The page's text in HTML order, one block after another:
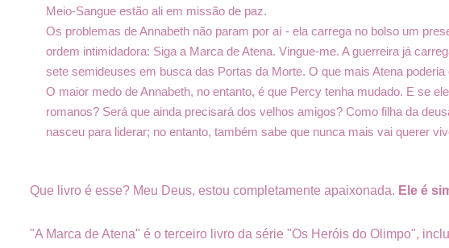
Meio-Sangue estão ali em missão de paz.
Os problemas de Annabeth não param por aí - ela carrega no bolso um
ordem intimidadora: Siga a Marca de Atena. Vingue-me. A guerreira já
sete semideuses em busca das Portas da Morte. O que mais Atena poderia
O maior medo de Annabeth, no entanto, é que Percy tenha mudado. E se
romanos? Será que ainda precisará dos velhos amigos? Como filha da
nasceu para liderar; no entanto, também sabe que nunca mais vai querer
Que livro é esse? Meu Deus, estou completamente apaixonada. Ele é
"A Marca de Atena" é o terceiro livro da série "Os Heróis do Olimpo",